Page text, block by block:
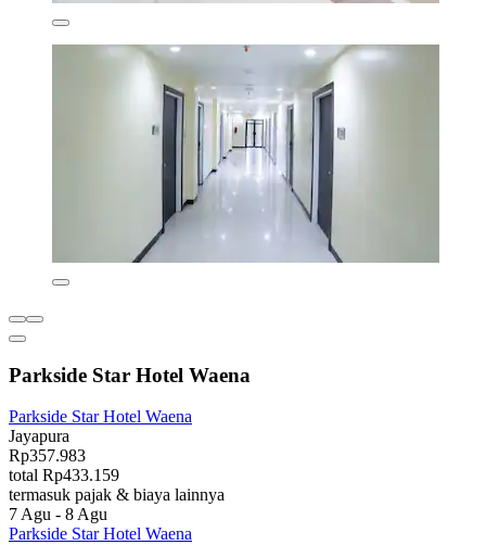
Parkside Star Hotel Waena
Parkside Star Hotel Waena
Jayapura
Rp357.983
total Rp433.159
termasuk pajak & biaya lainnya
7 Agu - 8 Agu
Parkside Star Hotel Waena